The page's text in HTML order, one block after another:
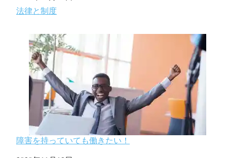
関連理由
法律と制度
障害を持っていても働きたい！